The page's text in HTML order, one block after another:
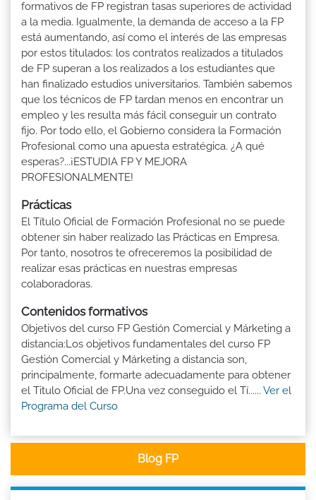
formativos de FP registran tasas superiores de actividad
a la media. Igualmente, la demanda de acceso a la FP
está aumentando, así como el interés de las empresas
por estos titulados: los contratos realizados a titulados
de FP superan a los realizados a los estudiantes que
han finalizado estudios universitarios. También sabemos
que los técnicos de FP tardan menos en encontrar un
empleo y les resulta más fácil conseguir un contrato
fijo. Por todo ello, el Gobierno considera la Formación
Profesional como una apuesta estratégica. ¿A qué
esperas?...¡ESTUDIA FP Y MEJORA
PROFESIONALMENTE!
Prácticas
El Título Oficial de Formación Profesional no se puede
obtener sin haber realizado las Prácticas en Empresa.
Por tanto, nosotros te ofreceremos la posibilidad de
realizar esas prácticas en nuestras empresas
colaboradoras.
Contenidos formativos
Objetivos del curso FP Gestión Comercial y Márketing a
distancia:Los objetivos fundamentales del curso FP
Gestión Comercial y Márketing a distancia son,
principalmente, formarte adecuadamente para obtener
el Titulo Oficial de FP.Una vez conseguido el Tí...... Ver el
Programa del Curso
Blog FP